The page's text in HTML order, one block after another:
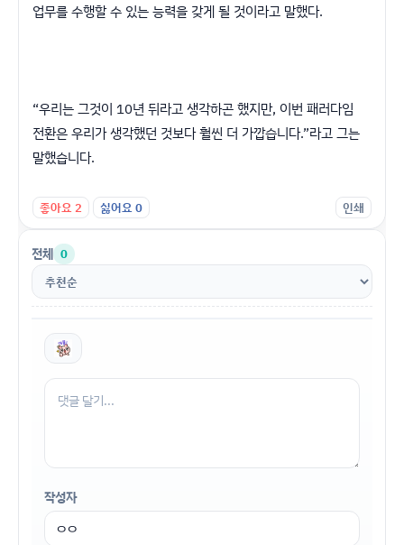
업무를 수행할 수 있는 능력을 갖게 될 것이라고 말했다.
“우리는 그것이 10년 뒤라고 생각하곤 했지만, 이번 패러다임
전환은 우리가 생각했던 것보다 훨씬 더 가깝습니다.”라고 그는
말했습니다.
좋아요 2 싫어요 0 인쇄
전체 0
작성자